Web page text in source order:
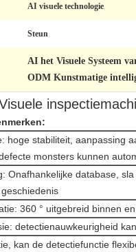
AI visuele technologie
Steun
AI het Visuele Systeem
ODM Kunstmatige
hoge stabiliteit, aanpassing
monsters kunnen
Onafhankelijke database,
360 ° uitgebreid binnen
detectienauwkeurigheid
kan de detectiefunctie